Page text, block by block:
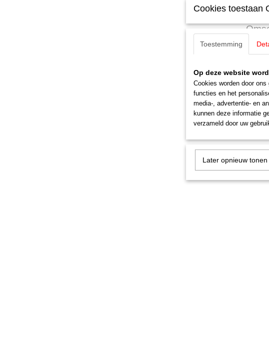
Schaal
Staat
Z=31/
1 stuks
Cookies toestaan
Toestemming
Op deze website
Cookies worden door
functies en het
media-, advertentie- en
kunnen deze informatie
verzameld door uw
Later opnieuw tonen